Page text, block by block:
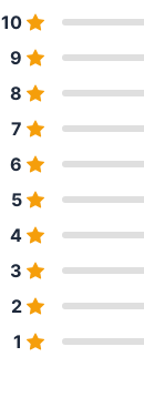
10
9
8
7
6
5
4
3
2
1